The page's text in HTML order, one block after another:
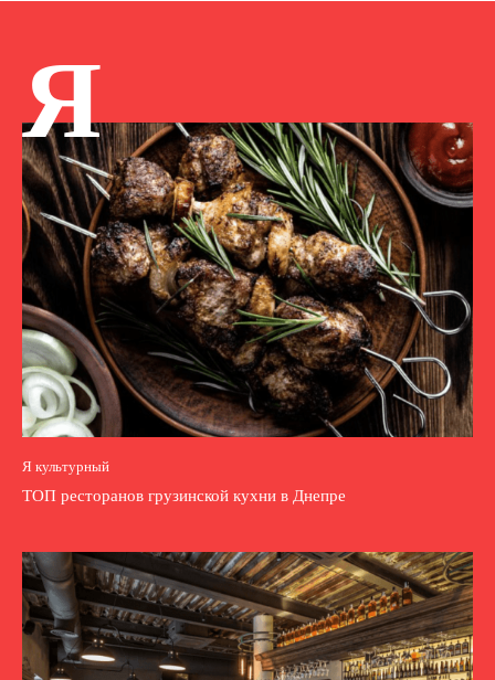
Я
Я культурный
ТОП ресторанов грузинской кухни в Днепре